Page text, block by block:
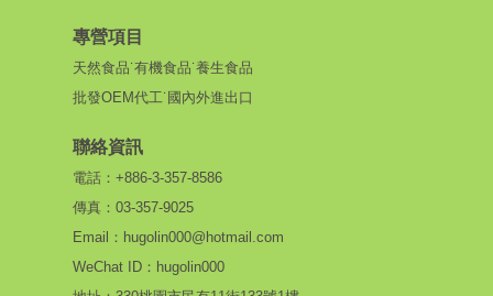
專營項目
天然食品˙有機食品˙養生食品
批發OEM代工˙國內外進出口
聯絡資訊
電話：+886-3-357-8586
傳真：03-357-9025
Email：hugolin000@hotmail.com
WeChat ID：hugolin000